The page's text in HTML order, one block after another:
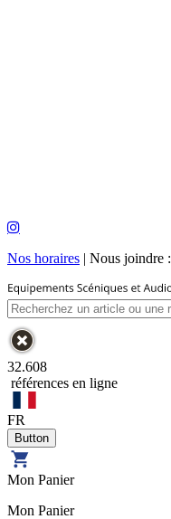
Nos horaires | Nous joindre :
32.608
références en ligne
FR
Mon Panier
Mon Panier